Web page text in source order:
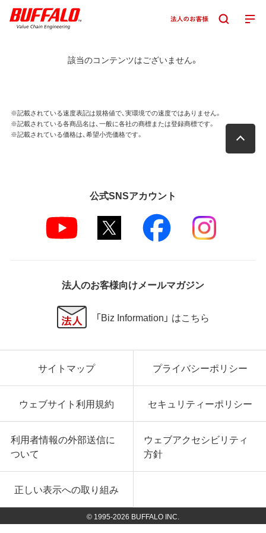
該当のコンテンツはございません。
※記載されている速度表記は規格値で、実環境での速度ではありません。
※記載されている各商品名は、一般に各社の商標または登録商標です。
※記載されている価格は、希望小売価格です。
公式SNSアカウント
法人のお客様向けメールマガジン
「Biz Information」 はこちら
サイトマップ プライバシーポリシー
ウェブサイト利用規約 セキュリティーポリシー
利用者情報の外部送信に
ついて
ウェブアクセシビリティ
方針
正しい表示への取り組み
© 1995-2026 BUFFALO INC.